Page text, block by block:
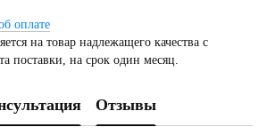
оплате
на товар надлежащего качества с
поставки, на срок один месяц.
Отзывы